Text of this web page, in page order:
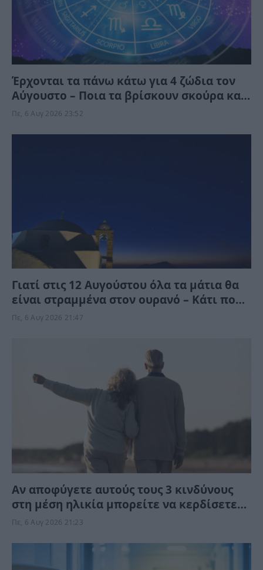
Έρχονται τα πάνω κάτω για 4 ζώδια τον
Αύγουστο – Ποια τα βρίσκουν σκούρα και
ποια αναπνεόυν
Πε, 6 Αυγ 2026 23:52
Γιατί στις 12 Αυγούστου όλα τα μάτια θα
είναι στραμμένα στον ουρανό – Κάτι πολύ
σπάνιο θα συμβεί
Πε, 6 Αυγ 2026 21:47
Αν αποφύγετε αυτούς τους 3 κινδύνους
στη μέση ηλικία μπορείτε να κερδίσετε
έως 13 χρόνια ζωής χωρίς άνοια
Πε, 6 Αυγ 2026 21:23